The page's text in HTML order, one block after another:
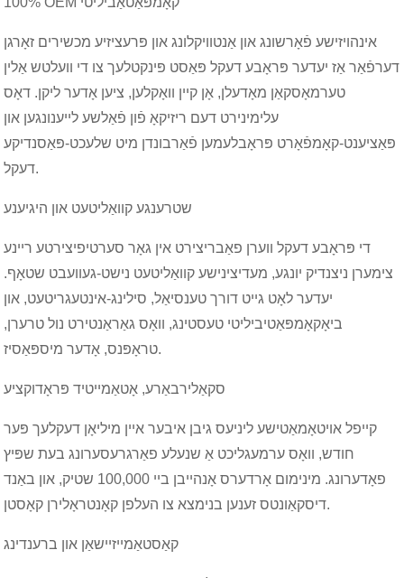
אינהויזישע פֿאָרשונג און אַנטוויקלונג און פּרעציזיע מכשירים זאָרגן
דערפֿאַר אַז יעדער פּראָבע דעקל פּאַסט פּינקטלעך צו די וועלטש אַלין
טערמאָסקאַן מאָדעלן, אָן קיין וואָקלען, ציען אָדער ליקן. דאָס
עלימינירט דעם ריזיקאָ פֿון פֿאַלשע לייענונגען און
פּאַציענט-קאָמפֿאָרט פּראָבלעמען פֿאַרבונדן מיט שלעכט-פּאַסנדיקע
דעקל.
שטרענגע קוואַליטעט און היגיענע
די פּראָבע דעקל ווערן פאַבריצירט אין גאָר סערטיפיצירטע ריינע
צימערן ניצנדיק יונגע, מעדיצינישע קוואַליטעט נישט-געוועבט שטאָף.
יעדער לאָט גייט דורך טענסיאַל, סילינג-אינטעגריטעט, און
ביאָקאָמפּאַטיביליטי טעסטינג, וואָס גאַראַנטירט נול טרערן,
טראָפּנס, אָדער מיספּאַסיז.
סקאַלירבאַרע, אָטאַמייטיד פּראָדוקציע
קייפל אויטאָמאַטישע ליניעס גיבן איבער איין מיליאָן דעקלעך פּער
חודש, וואָס ערמעגליכט אַ שנעלע פאַרגרעסערונג בעת שפּיץ
פאָדערונג. מינימום אָרדערס אָנהייבן ביי 100,000 שטיק, און באַנד
דיסקאַונטס זענען בנימצא צו העלפן קאָנטראָלירן קאָסטן.
קאַסטאַמייזיישאַן און ברענדינג